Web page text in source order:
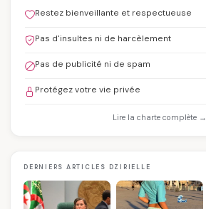
Restez bienveillante et respectueuse
Pas d'insultes ni de harcèlement
Pas de publicité ni de spam
Protégez votre vie privée
Lire la charte complète →
DERNIERS ARTICLES DZIRIELLE